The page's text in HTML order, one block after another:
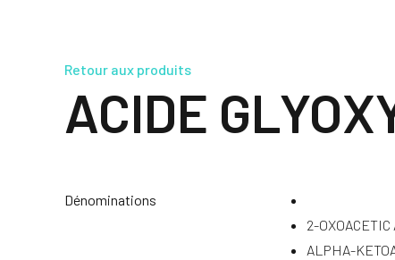
Retour aux produits
ACIDE
Dénominations
2-OXOACETIC
ALPHA-